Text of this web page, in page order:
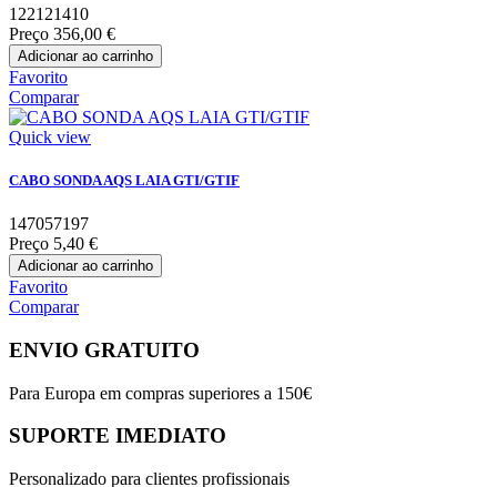
122121410
Preço 356,00 €
Adicionar ao carrinho
Favorito
Comparar
Quick view
CABO SONDA AQS LAIA GTI/GTIF
147057197
Preço 5,40 €
Adicionar ao carrinho
Favorito
Comparar
ENVIO GRATUITO
Para Europa em compras superiores a 150€
SUPORTE IMEDIATO
Personalizado para clientes profissionais